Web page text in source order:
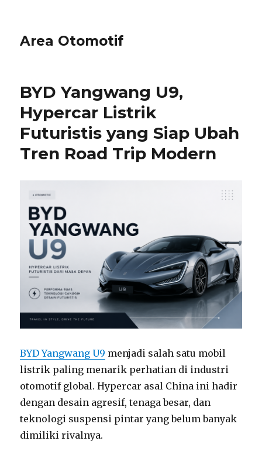
Area Otomotif
BYD Yangwang U9,
Hypercar Listrik
Futuristis yang Siap Ubah
Tren Road Trip Modern
BYD Yangwang U9 menjadi salah satu mobil
listrik paling menarik perhatian di industri
otomotif global. Hypercar asal China ini hadir
dengan desain agresif, tenaga besar, dan
teknologi suspensi pintar yang belum banyak
dimiliki rivalnya.